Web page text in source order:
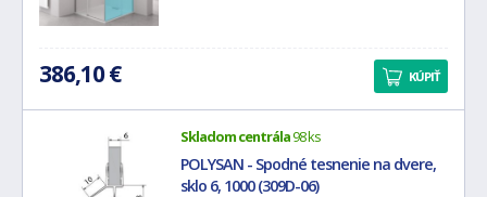
386,10 € KÚPIŤ
Skladom centrála98 ks
POLYSAN - Spodné tesnenie na dvere,
sklo 6, 1000 (309D-06)